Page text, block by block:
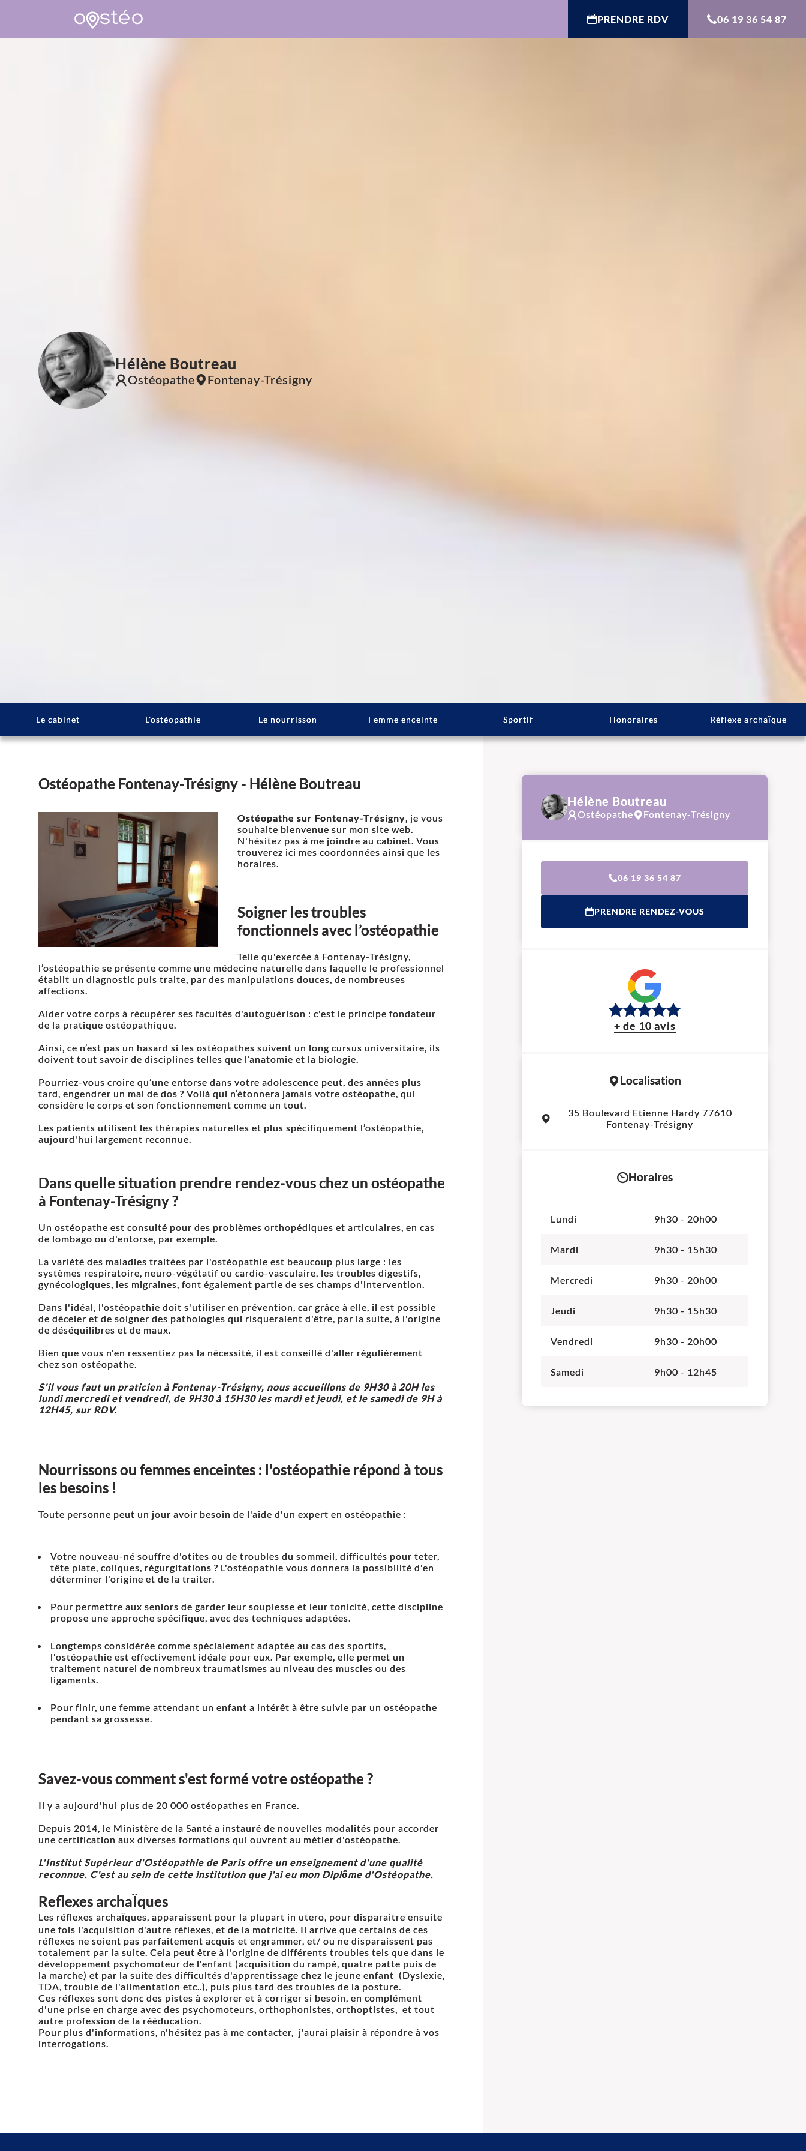
PRENDRE RDV 06 19 36 54 87
Hélène Boutreau
Ostéopathe Fontenay-Trésigny
Le cabinet L'ostéopathie Le nourrisson Femme enceinte Sportif Honoraires Réflexe archaïque
Ostéopathe Fontenay-Trésigny - Hélène Boutreau
Ostéopathe sur Fontenay-Trésigny , je vous
souhaite bienvenue sur mon site web.
N'hésitez pas à me joindre au cabinet. Vous
trouverez ici mes coordonnées ainsi que les
horaires.
Soigner les troubles
fonctionnels avec l’ostéopathie
Telle qu'exercée à Fontenay-Trésigny,
l’ostéopathie se présente comme une médecine naturelle dans laquelle le professionnel
établit un diagnostic puis traite, par des manipulations douces, de nombreuses
affections.
Aider votre corps à récupérer ses facultés d'autoguérison : c'est le principe fondateur
de la pratique ostéopathique.
Ainsi, ce n’est pas un hasard si les ostéopathes suivent un long cursus universitaire, ils
doivent tout savoir de disciplines telles que l’anatomie et la biologie.
Pourriez-vous croire qu’une entorse dans votre adolescence peut, des années plus
tard, engendrer un mal de dos ? Voilà qui n’étonnera jamais votre ostéopathe, qui
considère le corps et son fonctionnement comme un tout.
Les patients utilisent les thérapies naturelles et plus spécifiquement l’ostéopathie,
aujourd'hui largement reconnue.
Dans quelle situation prendre rendez-vous chez un ostéopathe
à Fontenay-Trésigny ?
Un ostéopathe est consulté pour des problèmes orthopédiques et articulaires, en cas
de lombago ou d'entorse, par exemple.
La variété des maladies traitées par l'ostéopathie est beaucoup plus large : les
systèmes respiratoire, neuro-végétatif ou cardio-vasculaire, les troubles digestifs,
gynécologiques, les migraines, font également partie de ses champs d'intervention.
Dans l'idéal, l'ostéopathie doit s'utiliser en prévention, car grâce à elle, il est possible
de déceler et de soigner des pathologies qui risqueraient d'être, par la suite, à l'origine
de déséquilibres et de maux.
Bien que vous n'en ressentiez pas la nécessité, il est conseillé d'aller régulièrement
chez son ostéopathe.
S'il vous faut un praticien à Fontenay-Trésigny, nous accueillons de 9H30 à 20H les
lundi mercredi et vendredi, de 9H30 à 15H30 les mardi et jeudi, et le samedi de 9H à
12H45, sur RDV.
Nourrissons ou femmes enceintes : l'ostéopathie répond à tous
les besoins !
Toute personne peut un jour avoir besoin de l'aide d'un expert en ostéopathie :
Votre nouveau-né souffre d'otites ou de troubles du sommeil, difficultés pour teter,
tête plate, coliques, régurgitations ? L'ostéopathie vous donnera la possibilité d'en
déterminer l'origine et de la traiter.
Pour permettre aux seniors de garder leur souplesse et leur tonicité, cette discipline
propose une approche spécifique, avec des techniques adaptées.
Longtemps considérée comme spécialement adaptée au cas des sportifs,
l'ostéopathie est effectivement idéale pour eux. Par exemple, elle permet un
traitement naturel de nombreux traumatismes au niveau des muscles ou des
ligaments.
Pour finir, une femme attendant un enfant a intérêt à être suivie par un ostéopathe
pendant sa grossesse.
Savez-vous comment s'est formé votre ostéopathe ?
Il y a aujourd'hui plus de 20 000 ostéopathes en France.
Depuis 2014, le Ministère de la Santé a instauré de nouvelles modalités pour accorder
une certification aux diverses formations qui ouvrent au métier d'ostéopathe.
L'Institut Supérieur d'Ostéopathie de Paris offre un enseignement d'une qualité
reconnue. C'est au sein de cette institution que j'ai eu mon Diplôme d'Ostéopathe.
Reflexes archaÏques
Les réflexes archaïques, apparaissent pour la plupart in utero, pour disparaitre ensuite
une fois l'acquisition d'autre réflexes, et de la motricité. Il arrive que certains de ces
réflexes ne soient pas parfaitement acquis et engrammer, et/ ou ne disparaissent pas
totalement par la suite. Cela peut être à l'origine de différents troubles tels que dans le
développement psychomoteur de l'enfant (acquisition du rampé, quatre patte puis de
la marche) et par la suite des difficultés d'apprentissage chez le jeune enfant (Dyslexie,
TDA, trouble de l'alimentation etc..), puis plus tard des troubles de la posture.
Ces réflexes sont donc des pistes à explorer et à corriger si besoin, en complément
d'une prise en charge avec des psychomoteurs, orthophonistes, orthoptistes, et tout
autre profession de la rééducation.
Pour plus d'informations, n'hésitez pas à me contacter, j'aurai plaisir à répondre à vos
interrogations.
Hélène Boutreau
Ostéopathe Fontenay-Trésigny
06 19 36 54 87
PRENDRE RENDEZ-VOUS
+ de 10 avis
Localisation
35 Boulevard Etienne Hardy 77610
Fontenay-Trésigny
Horaires
Lundi 9h30 - 20h00
Mardi 9h30 - 15h30
Mercredi 9h30 - 20h00
Jeudi 9h30 - 15h30
Vendredi 9h30 - 20h00
Samedi 9h00 - 12h45